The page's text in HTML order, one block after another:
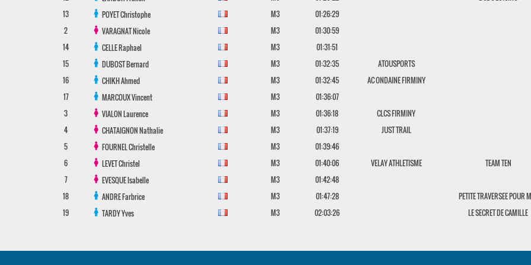
13
POYETChristophe M3
01:26:29
2
VARAGNATNicole M3
01:30:59
14
CELLERaphael M3
01:31:51
15
DUBOSTBernard M3 01:32:35
ATOUSPORTS
16
CHIKHAhmed M3 01:32:45
AC ONDAINE FIRMINY
17
MARCOUXVincent M3
01:36:07
3
VIALONLaurence M3 01:36:18
CLCS FIRMINY
4
CHATAIGNONNathalie M3 01:37:19
JUST TRAIL
5
FOURNELChristelle M3
01:39:46
6
LEVETChristel M3 01:40:06 VELAY ATHLETISME
TEAM TEN
7
EVESQUEIsabelle M3
01:42:48
18
ANDREFarbrice M3 01:47:28
PETITE TRAVERSEE POUR
19
TARDYYves M3 02:03:26 LE SECRET DE CAMILLE